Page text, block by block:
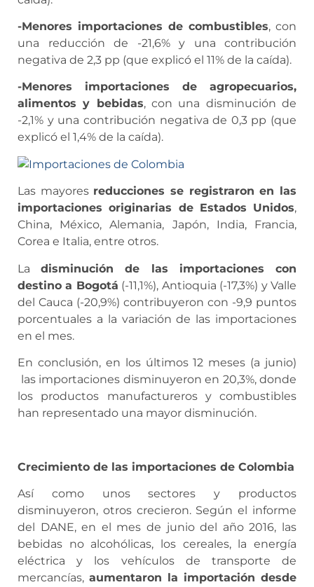
-Menores importaciones de combustibles, con
una reducción de -21,6% y una contribución
negativa de 2,3 pp (que explicó el 11% de la caída).
-Menores importaciones de agropecuarios,
alimentos y bebidas, con una disminución de
-2,1% y una contribución negativa de 0,3 pp (que
explicó el 1,4% de la caída).
Las mayores reducciones se registraron en las
importaciones originarias de Estados Unidos,
China, México, Alemania, Japón, India, Francia,
Corea e Italia, entre otros.
Ladisminución de las importaciones con
destino a Bogotá (-11,1%), Antioquia (-17,3%) y Valle
del Cauca (-20,9%) contribuyeron con -9,9 puntos
porcentuales a la variación de las importaciones
en el mes.
En conclusión, en los últimos 12 meses (a junio)
las importaciones disminuyeron en 20,3%, donde
los productos manufactureros y combustibles
han representado una mayor disminución.
Crecimiento de las importaciones de Colombia
Así como unos sectores y productos
disminuyeron, otros crecieron. Según el informe
del DANE, en el mes de junio del año 2016, las
bebidas no alcohólicas, los cereales, la energía
eléctrica y los vehículos de transporte de
mercancías, aumentaron la importación desde